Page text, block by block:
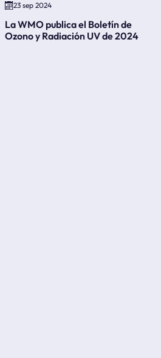
23 sep 2024
La WMO publica el Boletín de
Ozono y Radiación UV de 2024